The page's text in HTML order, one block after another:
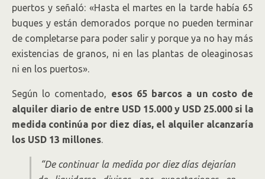
puertos y señaló: «Hasta el martes en la tarde había 65
buques y están demorados porque no pueden terminar
de completarse para poder salir y porque ya no hay más
existencias de granos, ni en las plantas de oleaginosas
ni en los puertos».
Según lo comentado, esos 65 barcos a un costo de
alquiler diario de entre USD 15.000 y USD 25.000 si la
medida continúa por diez días, el alquiler alcanzaría
los USD 13 millones.
“De continuar la medida por diez días dejarían